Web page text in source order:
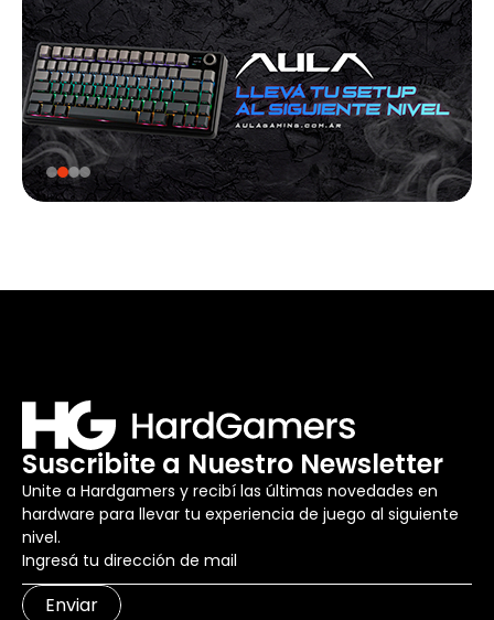
Suscribite a Nuestro Newsletter
Unite a Hardgamers y recibí las últimas novedades en
hardware para llevar tu experiencia de juego al siguiente
nivel.
Enviar